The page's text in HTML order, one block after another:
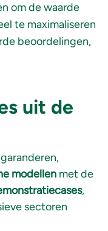
om de waarde
te maximaliseren
beoordelingen,
uit de
modellen met de
,
sectoren